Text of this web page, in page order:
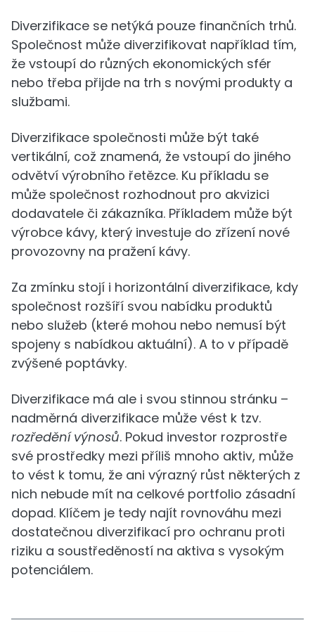
Diverzifikace se netýká pouze finančních trhů.
Společnost může diverzifikovat například tím,
že vstoupí do různých ekonomických sfér
nebo třeba přijde na trh s novými produkty a
službami.
Diverzifikace společnosti může být také
vertikální, což znamená, že vstoupí do jiného
odvětví výrobního řetězce. Ku příkladu se
může společnost rozhodnout pro akvizici
dodavatele či zákazníka. Příkladem může být
výrobce kávy, který investuje do zřízení nové
provozovny na pražení kávy.
Za zmínku stojí i horizontální diverzifikace, kdy
společnost rozšíří svou nabídku produktů
nebo služeb (které mohou nebo nemusí být
spojeny s nabídkou aktuální). A to v případě
zvýšené poptávky.
Diverzifikace má ale i svou stinnou stránku –
nadměrná diverzifikace může vést k tzv.
rozředění výnosů. Pokud investor rozprostře
své prostředky mezi příliš mnoho aktiv, může
to vést k tomu, že ani výrazný růst některých z
nich nebude mít na celkové portfolio zásadní
dopad. Klíčem je tedy najít rovnováhu mezi
dostatečnou diverzifikací pro ochranu proti
riziku a soustředěností na aktiva s vysokým
potenciálem.